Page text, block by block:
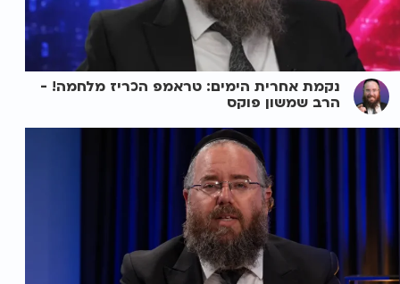
נקמת אחרית הימים: טראמפ הכריז מלחמה! -
הרב שמשון פוקס